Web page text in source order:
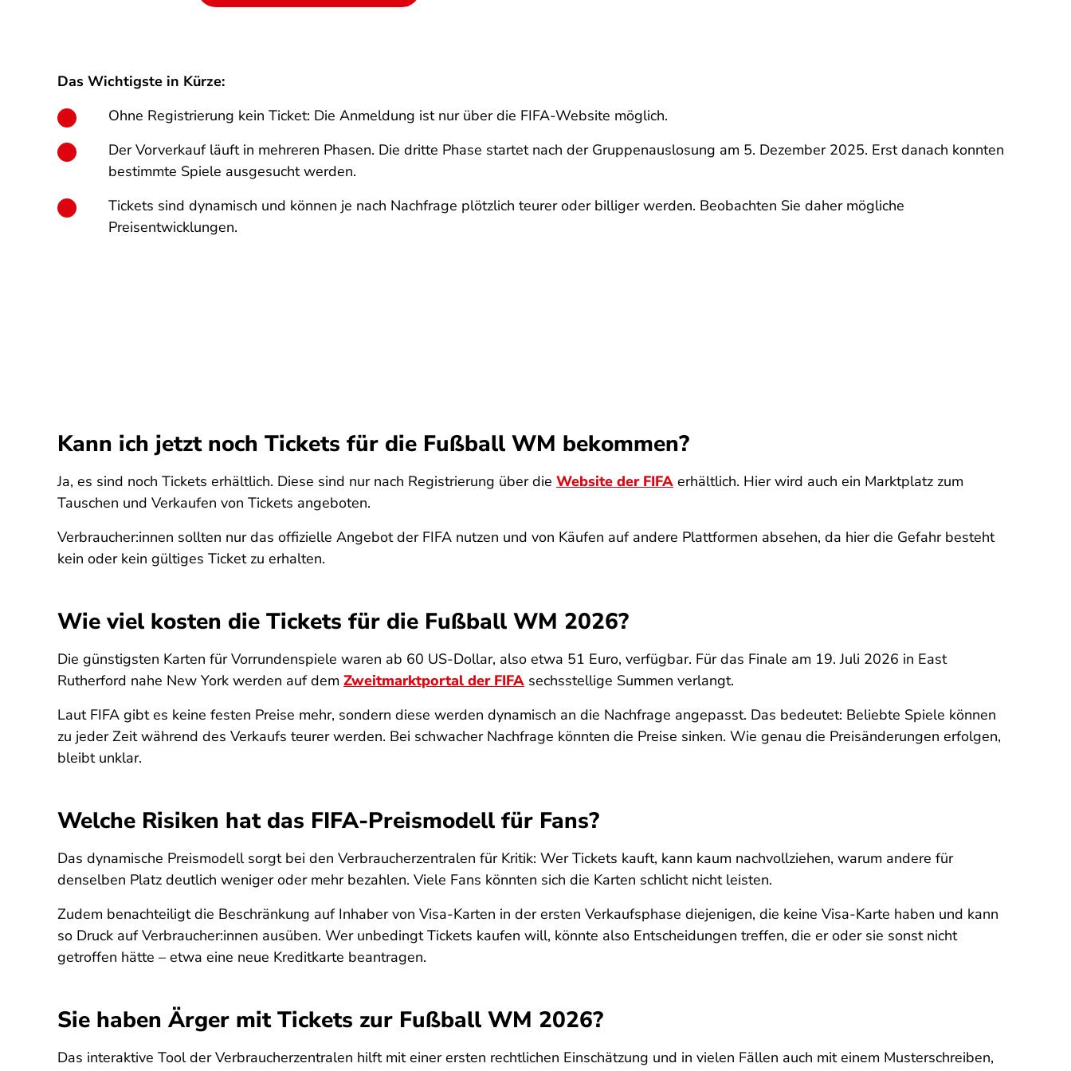
Das Wichtigste in Kürze:
Ohne Registrierung kein Ticket: Die Anmeldung ist nur über die FIFA-Website möglich.
Der Vorverkauf läuft in mehreren Phasen. Die dritte Phase startet nach der Gruppenauslosung am 5. Dezember 2025. Erst danach konnten
bestimmte Spiele ausgesucht werden.
Tickets sind dynamisch und können je nach Nachfrage plötzlich teurer oder billiger werden. Beobachten Sie daher mögliche
Preisentwicklungen.
Kann ich jetzt noch Tickets für die Fußball WM bekommen?
Ja, es sind noch Tickets erhältlich. Diese sind nur nach Registrierung über die Website der FIFA erhältlich. Hier wird auch ein Marktplatz zum
Tauschen und Verkaufen von Tickets angeboten.
Verbraucher:innen sollten nur das offizielle Angebot der FIFA nutzen und von Käufen auf andere Plattformen absehen, da hier die Gefahr besteht
kein oder kein gültiges Ticket zu erhalten.
Wie viel kosten die Tickets für die Fußball WM 2026?
Die günstigsten Karten für Vorrundenspiele waren ab 60 US-Dollar, also etwa 51 Euro, verfügbar. Für das Finale am 19. Juli 2026 in East
Rutherford nahe New York werden auf dem Zweitmarktportal der FIFA sechsstellige Summen verlangt.
Laut FIFA gibt es keine festen Preise mehr, sondern diese werden dynamisch an die Nachfrage angepasst. Das bedeutet: Beliebte Spiele können
zu jeder Zeit während des Verkaufs teurer werden. Bei schwacher Nachfrage könnten die Preise sinken. Wie genau die Preisänderungen erfolgen,
bleibt unklar.
Welche Risiken hat das FIFA-Preismodell für Fans?
Das dynamische Preismodell sorgt bei den Verbraucherzentralen für Kritik: Wer Tickets kauft, kann kaum nachvollziehen, warum andere für
denselben Platz deutlich weniger oder mehr bezahlen. Viele Fans könnten sich die Karten schlicht nicht leisten.
Zudem benachteiligt die Beschränkung auf Inhaber von Visa-Karten in der ersten Verkaufsphase diejenigen, die keine Visa-Karte haben und kann
so Druck auf Verbraucher:innen ausüben. Wer unbedingt Tickets kaufen will, könnte also Entscheidungen treffen, die er oder sie sonst nicht
getroffen hätte – etwa eine neue Kreditkarte beantragen.
Sie haben Ärger mit Tickets zur Fußball WM 2026?
Das interaktive Tool der Verbraucherzentralen hilft mit einer ersten rechtlichen Einschätzung und in vielen Fällen auch mit einem Musterschreiben,